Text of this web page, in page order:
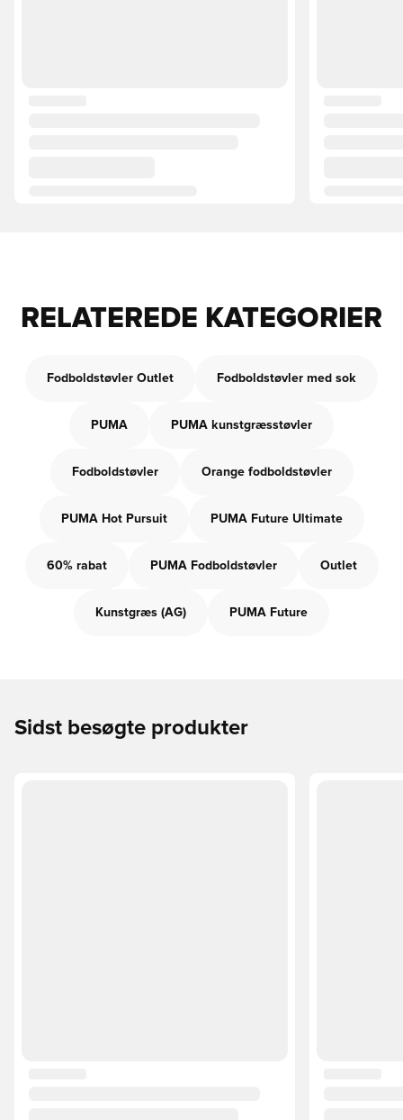
RELATEREDE KATEGORIER
Fodboldstøvler Outlet Fodboldstøvler med sok
PUMA PUMA kunstgræsstøvler
Fodboldstøvler Orange fodboldstøvler
PUMA Hot Pursuit PUMA Future Ultimate
60% rabat PUMA Fodboldstøvler Outlet
Kunstgræs (AG) PUMA Future
Sidst besøgte produkter